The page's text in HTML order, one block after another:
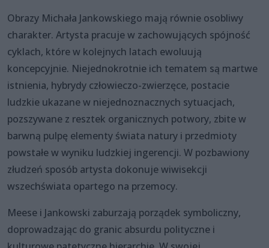
Obrazy Michała Jankowskiego mają równie osobliwy
charakter. Artysta pracuje w zachowujących spójność
cyklach, które w kolejnych latach ewoluują
koncepcyjnie. Niejednokrotnie ich tematem są martwe
istnienia, hybrydy człowieczo-zwierzęce, postacie
ludzkie ukazane w niejednoznacznych sytuacjach,
pozszywane z resztek organicznych potwory, zbite w
barwną pulpę elementy świata natury i przedmioty
powstałe w wyniku ludzkiej ingerencji. W pozbawiony
złudzeń sposób artysta dokonuje wiwisekcji
wszechświata opartego na przemocy.
Meese i Jankowski zaburzają porządek symboliczny,
doprowadzając do granic absurdu polityczne i